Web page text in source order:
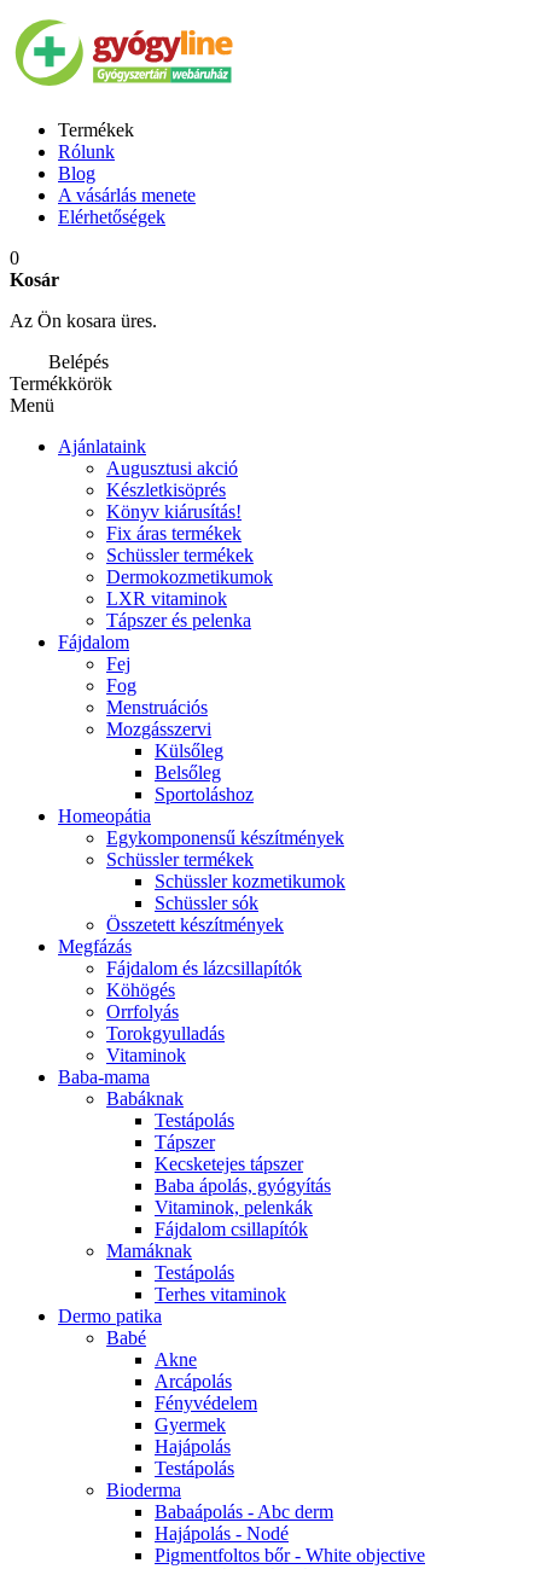
Termékek
Rólunk
Blog
A vásárlás menete
Elérhetőségek
0
Kosár
Az Ön kosara üres.
Belépés
Termékkörök
Menü
Ajánlataink
Augusztusi akció
Készletkisöprés
Könyv kiárusítás!
Fix áras termékek
Schüssler termékek
Dermokozmetikumok
LXR vitaminok
Tápszer és pelenka
Fájdalom
Fej
Fog
Menstruációs
Mozgásszervi
Külsőleg
Belsőleg
Sportoláshoz
Homeopátia
Egykomponensű készítmények
Schüssler termékek
Schüssler kozmetikumok
Schüssler sók
Összetett készítmények
Megfázás
Fájdalom és lázcsillapítók
Köhögés
Orrfolyás
Torokgyulladás
Vitaminok
Baba-mama
Babáknak
Testápolás
Tápszer
Kecsketejes tápszer
Baba ápolás, gyógyítás
Vitaminok, pelenkák
Fájdalom csillapítók
Mamáknak
Testápolás
Terhes vitaminok
Dermo patika
Babé
Akne
Arcápolás
Fényvédelem
Gyermek
Hajápolás
Testápolás
Bioderma
Babaápolás - Abc derm
Hajápolás - Nodé
Pigmentfoltos bőr - White objective